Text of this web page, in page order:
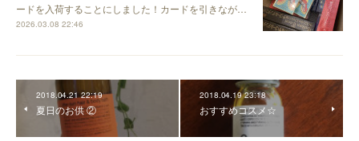
ードを入荷することにしました！カードを引きなが…
2026.03.08 22:46
2018.04.21 22:19
夏日のお供 ②
2018.04.19 23:18
おすすめコスメ☆